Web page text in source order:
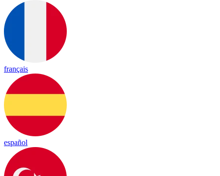
français
español